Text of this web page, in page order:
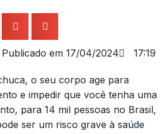
Publicado em 17/04/2024 17:19
o seu corpo age para
e impedir que você tenha uma
para 14 mil pessoas no Brasil,
ser um risco grave à saúde